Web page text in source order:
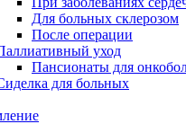
Для больных склерозом
После операции
уход
Пансионаты для
для больных